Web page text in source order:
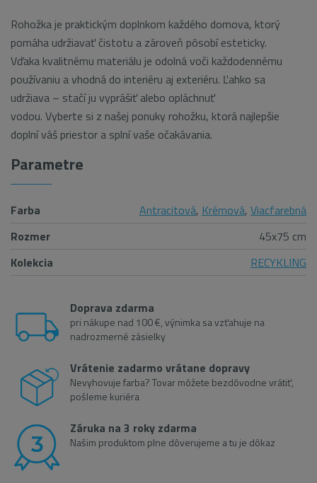
Rohožka je praktickým doplnkom každého domova, ktorý
pomáha udržiavať čistotu a zároveň pôsobí esteticky.
Vďaka kvalitnému materiálu je odolná voči každodennému
používaniu a vhodná do interiéru aj exteriéru. Ľahko sa
udržiava – stačí ju vyprášiť alebo opláchnuť
vodou. Vyberte si z našej ponuky rohožku, ktorá najlepšie
doplní váš priestor a splní vaše očakávania.
Parametre
Farba Antracitová, Krémová, Viacfarebná
Rozmer
45x75 cm
Kolekcia
RECYKLING
Doprava zdarma
pri nákupe nad 100 €, výnimka sa vzťahuje na
nadrozmerné zásielky
Vrátenie zadarmo vrátane dopravy
Nevyhovuje farba? Tovar môžete bezdôvodne vrátiť,
pošleme kuriéra
Záruka na 3 roky zdarma
Našim produktom plne dôverujeme a tu je dôkaz